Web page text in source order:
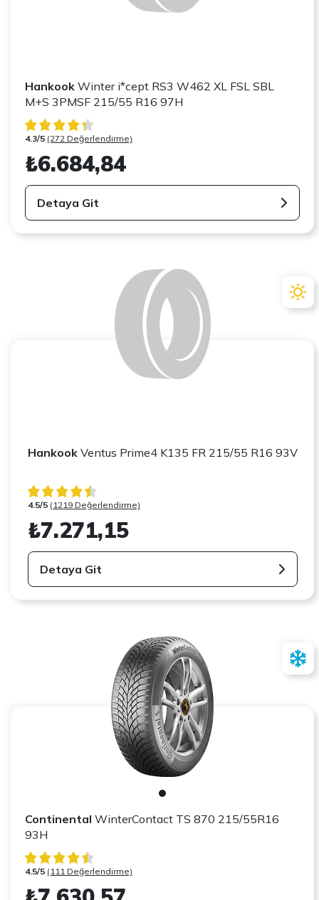
Hankook Winter i*cept RS3 W462 XL FSL SBL
M+S 3PMSF 215/55 R16 97H
4.3/5 (272 Değerlendirme)
₺6.684,84
Detaya Git
HankookVentus Prime4 K135 FR 215/55 R16 93V
4.5/5 (1219 Değerlendirme)
₺7.271,15
Detaya Git
Continental WinterContact TS 870 215/55R16
93H
4.5/5 (111 Değerlendirme)